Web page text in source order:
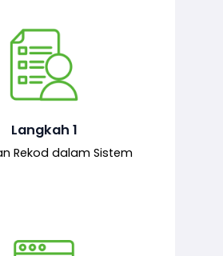
Langkah 1
Rekod dalam Sistem
atas sejarah permohonan
dibuat oleh pemohon,